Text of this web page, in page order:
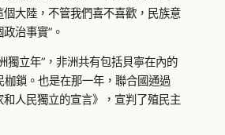
大陸，不管我們喜不喜歡，民族意
治事實”。
獨立年”，非洲共有包括貝寧在內的
枷鎖。也是在那一年，聯合國通過
和人民獨立的宣言》，宣判了殖民主